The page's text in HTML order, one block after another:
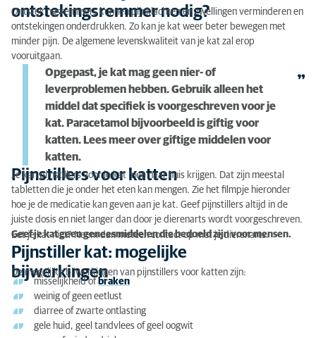
ontstekingsremmer nodig?
Ontstekingsremmers kunnen pijnklachten en zwellingen verminderen en
ontstekingen onderdrukken. Zo kan je kat weer beter bewegen met
minder pijn. De algemene levenskwaliteit van je kat zal erop
vooruitgaan.
Opgepast, je kat mag geen nier- of
leverproblemen hebben. Gebruik alleen het
middel dat specifiek is voorgeschreven voor je
kat. Paracetamol bijvoorbeeld is giftig voor
katten. Lees meer overgiftige middelen voor
katten.
Pijnstillers voor katten
Je kan pijnstillers voor je kat mee naar huis krijgen. Dat zijn meestal
tabletten die je onder het eten kan mengen. Zie het filmpje hieronder
hoe je de medicatie kan geven aan je kat. Geef pijnstillers altijd in de
juiste dosis en niet langer dan door je dierenarts wordt voorgeschreven.
Geef je kat geen geneesmiddelen die bedoeld zijn voor mensen.
Eet je kat niet? Neem dan meteen contact op met je dierenarts.
Pijnstiller kat: mogelijke
bijwerkingen
De mogelijke bijwerkingen van pijnstillers voor katten zijn:
misselijkheid ofbraken
weinig of geen eetlust
diarree of zwarte ontlasting
gele huid, geel tandvlees of geel oogwit